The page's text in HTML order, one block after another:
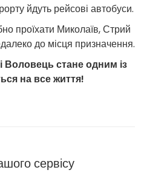
йдуть рейсові автобуси.
проїхати Миколаїв, Стрий
до місця призначення.
Воловець стане одним із
на все життя!
сервісу